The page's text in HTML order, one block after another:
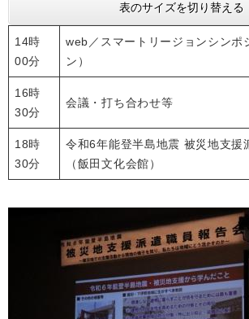
表のサイズを切り替える
14時
00分
web／スマートリージョンシンポ
ン）
16時
30分
会議・打ち合わせ等
18時
30分
令和6年能登半島地震 被災地支援
（飯田文化会館）